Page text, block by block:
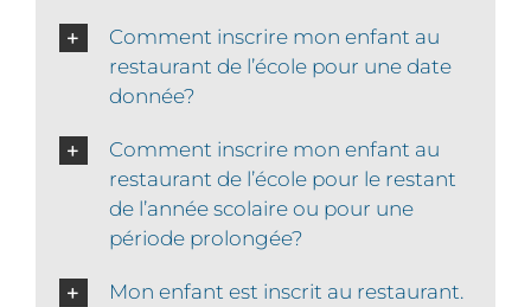
Comment inscrire mon enfant au
restaurant de l’école pour une date
donnée?
Comment inscrire mon enfant au
restaurant de l’école pour le restant
de l’année scolaire ou pour une
période prolongée?
Mon enfant est inscrit au restaurant.